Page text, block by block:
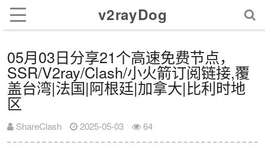
v2rayDog
05月03日分享21个高速免费节点，
SSR/V2ray/Clash/小火箭订阅链接,覆
盖台湾|法国|阿根廷|加拿大|比利时地
区
ShareClash 2025-05-03 64